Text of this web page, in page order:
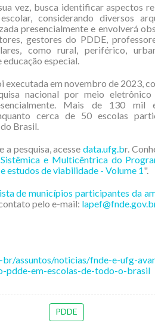
vez, busca identificar aspectos
considerando diversos
presencialmente e envolverá
gestores do PDDE,
como rural, periférico,
especial.
executada em novembro de 2023,
nacional por meio
Mais de 130 mil
cerca de 50 escolas
Brasil.
a pesquisa, acesse data.ufg.br.
e Multicêntrica do
estudos de viabilidade - Volume 1".
de municípios participantes da
pelo e-mail:
assuntos/noticias/fnde-e-ufg-
pdde-em-escolas-de-todo-o-brasil
PDDE